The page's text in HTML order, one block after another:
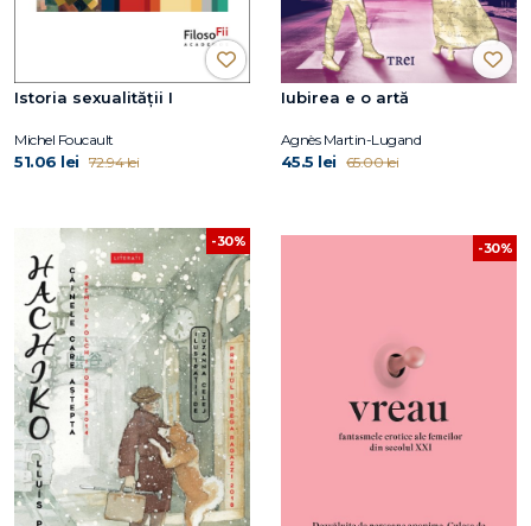
Istoria sexualității I
Michel Foucault
51.06 lei 72.94 lei
Iubirea e o artă
Agnès Martin-Lugand
45.5 lei 65.00 lei
-30% -30%